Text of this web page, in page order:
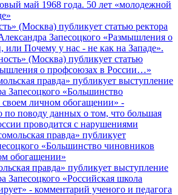
май 1968 года. 50 лет «молодежной
(Москва) публикует статью
о профсоюзах в России…»
правда» публикует
«Большинство чиновников
обогащении»